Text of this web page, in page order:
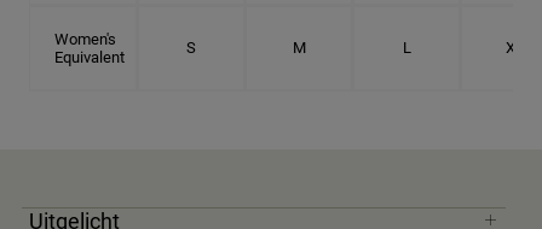
Women's
Equivalent
S M L XL
Uitgelicht